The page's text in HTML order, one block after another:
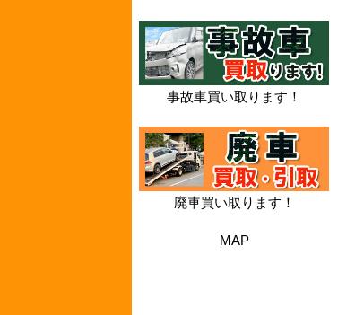
事故車買い取ります！
廃車買い取ります！
MAP